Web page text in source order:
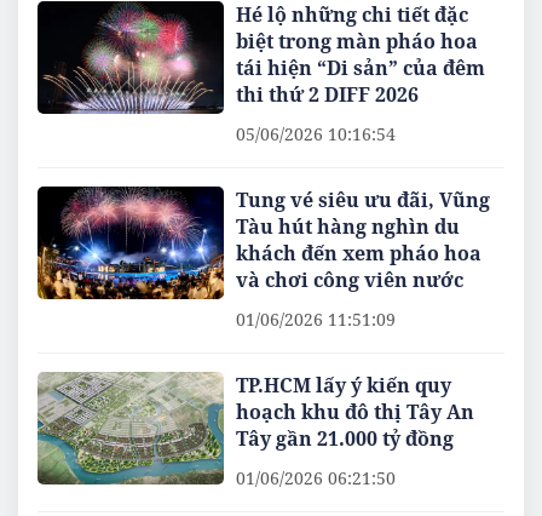
Hé lộ những chi tiết đặc
biệt trong màn pháo hoa
tái hiện “Di sản” của đêm
thi thứ 2 DIFF 2026
05/06/2026 10:16:54
Tung vé siêu ưu đãi, Vũng
Tàu hút hàng nghìn du
khách đến xem pháo hoa
và chơi công viên nước
01/06/2026 11:51:09
TP.HCM lấy ý kiến quy
hoạch khu đô thị Tây An
Tây gần 21.000 tỷ đồng
01/06/2026 06:21:50